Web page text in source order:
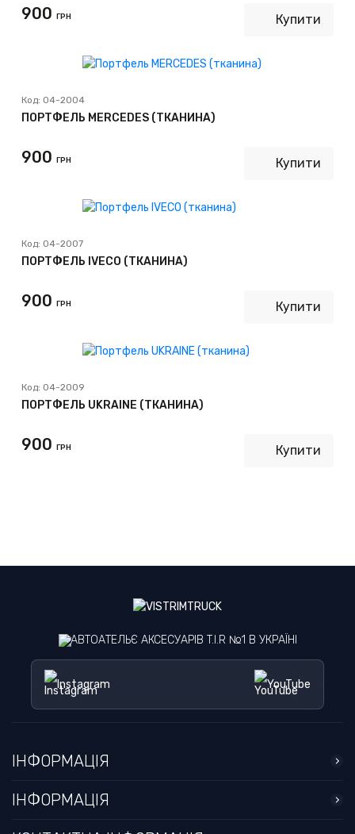
900 ГРН Купити
Код: 04-2004
ПОРТФЕЛЬ MERCEDES (ТКАНИНА)
900 ГРН Купити
Код: 04-2007
ПОРТФЕЛЬ IVECO (ТКАНИНА)
900 ГРН Купити
Код: 04-2009
ПОРТФЕЛЬ UKRAINE (ТКАНИНА)
900 ГРН Купити
АВТОАТЕЛЬЄ АКСЕСУАРІВ T.I.R №1 В УКРАЇНІ
Instagram YouTube
ІНФОРМАЦІЯ
ІНФОРМАЦІЯ